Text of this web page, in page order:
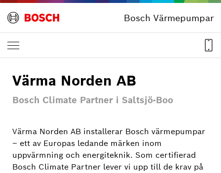
Bosch Värmepumpar
Värma Norden AB
Bosch Climate Partner i Saltsjö-Boo
Värma Norden AB installerar Bosch värmepumpar
– ett av Europas ledande märken inom
uppvärmning och energiteknik. Som certifierad
Bosch Climate Partner lever vi upp till de krav på